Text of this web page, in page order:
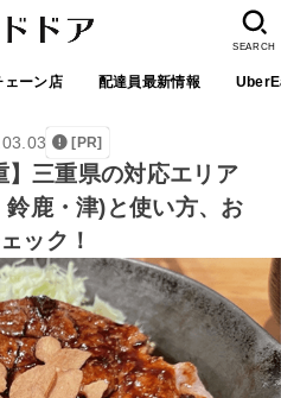
ェーン店 配達員最新情報
SEARCH
[PR]
】三重県の対応エリア
鹿・津)と使い方、お
ック！